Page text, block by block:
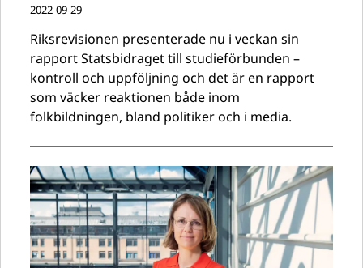
2022-09-29
Riksrevisionen presenterade nu i veckan sin
rapport Statsbidraget till studieförbunden –
kontroll och uppföljning och det är en rapport
som väcker reaktionen både inom
folkbildningen, bland politiker och i media.